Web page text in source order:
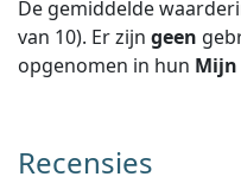
De gemiddelde
van 10). Er zijn geen
opgenomen in hun
Recensies